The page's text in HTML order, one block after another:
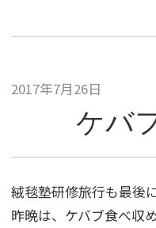
2017年7月26日
ケバ
絨毯塾研修旅行も最後
昨晩は、ケバブ食べ収